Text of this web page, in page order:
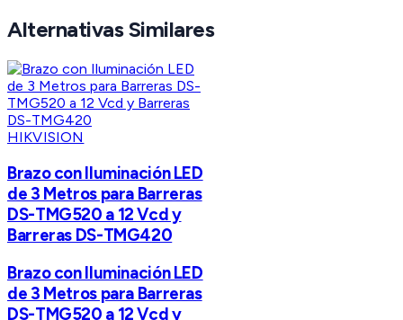
Alternativas Similares
HIKVISION
Brazo con Iluminación LED
de 3 Metros para Barreras
DS-TMG520 a 12 Vcd y
Barreras DS-TMG420
Brazo con Iluminación LED
de 3 Metros para Barreras
DS-TMG520 a 12 Vcd y